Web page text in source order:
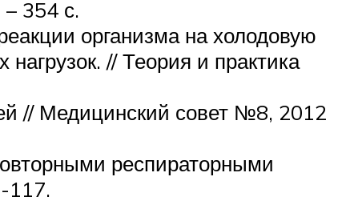
354 с.
организма на холодовую
// Теория и практика
// Медицинский совет №8, 2012
респираторными
117.